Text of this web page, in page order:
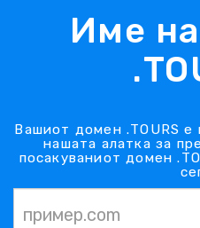
Име
Вашиот домен .TOURS
нашата алатка за
посакуваниот домен